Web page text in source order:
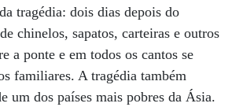
tragédia: dois dias depois do
chinelos, sapatos, carteiras e outros
a ponte e em todos os cantos se
familiares. A tragédia também
um dos países mais pobres da Ásia.